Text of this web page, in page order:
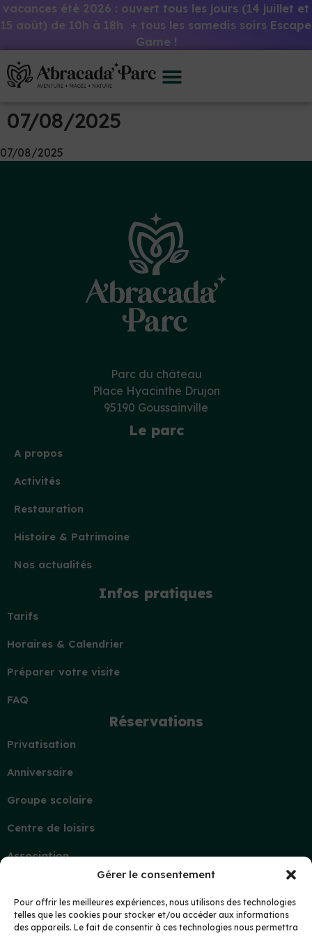
Gérer le consentement
Pour offrir les meilleures expériences, nous utilisons des technologies
telles que les cookies pour stocker et/ou accéder aux informations
des appareils. Le fait de consentir à ces technologies nous permettra
vacances été 2026 : ouvert tous les jours (14 juillet et
15 août) de 10h à 18h + tous les samedis soirs Escape
Game !
07/08/2025
07/08/2025
Parc du château
Place Hyacinthe Drujon
95190 Goussainville
Le parc
A propos
Activités
Restauration
Histoire & Patrimoine
Nos actualités
Infos pratiques
Tarifs
Horaires & Calendrier
Préparer votre visite
FAQ
Réservations
Privatisation
Anniversaire
Groupe scolaire
Centre de loisirs
Association
Demande d’information
Mon compte